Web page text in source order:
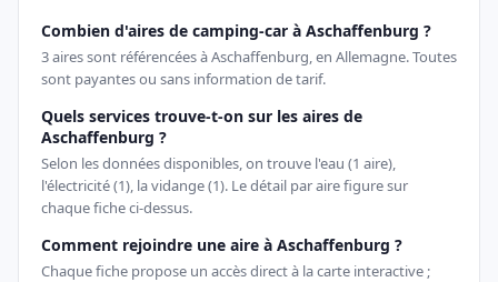
Combien d'aires de camping-car à Aschaffenburg ?
3 aires sont référencées à Aschaffenburg, en Allemagne. Toutes
sont payantes ou sans information de tarif.
Quels services trouve-t-on sur les aires de
Aschaffenburg ?
Selon les données disponibles, on trouve l'eau (1 aire),
l'électricité (1), la vidange (1). Le détail par aire figure sur
chaque fiche ci-dessus.
Comment rejoindre une aire à Aschaffenburg ?
Chaque fiche propose un accès direct à la carte interactive ;